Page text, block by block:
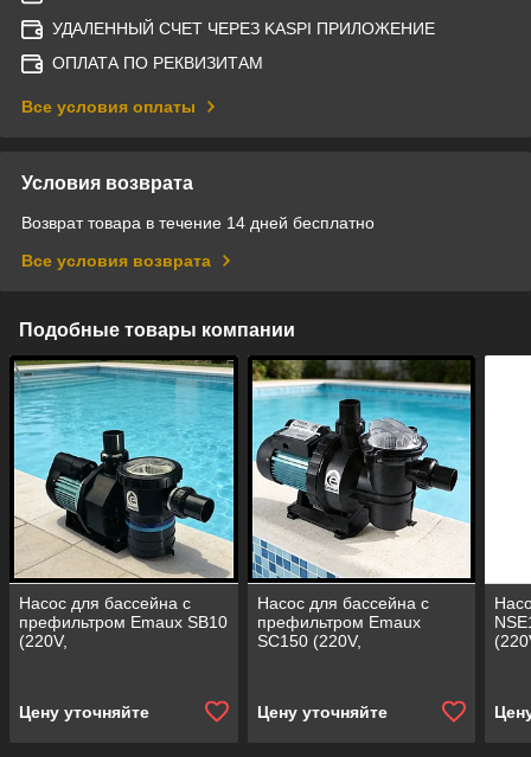
УДАЛЕННЫЙ СЧЕТ ЧЕРЕЗ KASPI ПРИЛОЖЕНИЕ
ОПЛАТА ПО РЕКВИЗИТАМ
Все условия оплаты
Условия возврата
Возврат товара в течение 14 дней бесплатно
Все условия возврата
Подобные товары компании
Насос для бассейна с
префильтром Emaux SB10
(220V,
Цену уточняйте
Насос для бассейна с
префильтром Emaux
SC150 (220V,
Цену уточняйте